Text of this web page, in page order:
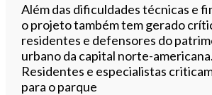
Além das dificuldades técnicas e
o projeto também tem gerado
residentes e defensores do
urbano da capital norte-americana.
Residentes e especialistas
para o parque